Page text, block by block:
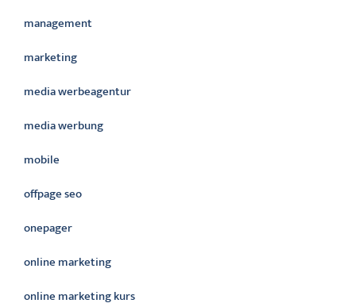
management
marketing
media werbeagentur
media werbung
mobile
offpage seo
onepager
online marketing
online marketing kurs